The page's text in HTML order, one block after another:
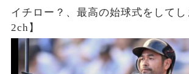
イチロー？、最高の始球式をしてし
2ch】